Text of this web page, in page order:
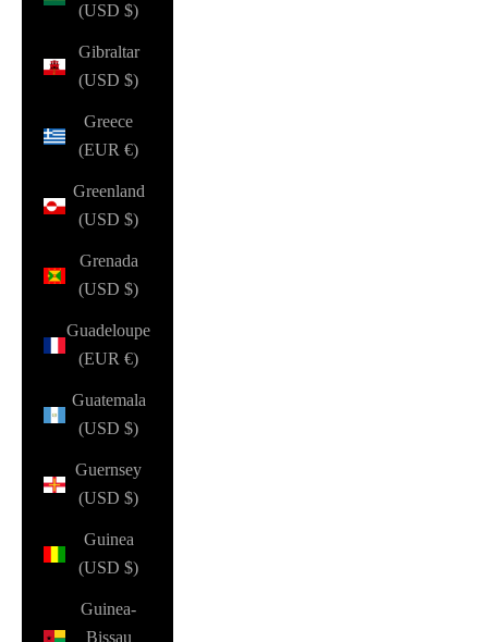
(USD $)
Gibraltar
(USD $)
Greece
(EUR €)
Greenland
(USD $)
Grenada
(USD $)
Guadeloupe
(EUR €)
Guatemala
(USD $)
Guernsey
(USD $)
Guinea
(USD $)
Guinea-
Bissau